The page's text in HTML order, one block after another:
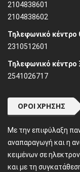
2104838601
2104838602
Τηλεφωνικό κέντρο
2310512601
Τηλεφωνικό κέντρο
2541026717
ΌΡΟΙ ΧΡΉΣΗΣ
Mε την επιφύλαξη
αναπαραγωγή και η
κειμένων σε
και με τη